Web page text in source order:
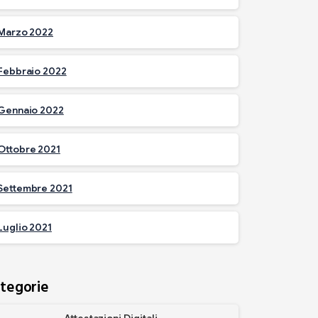
2022
2022
2022
2021
2021
2021